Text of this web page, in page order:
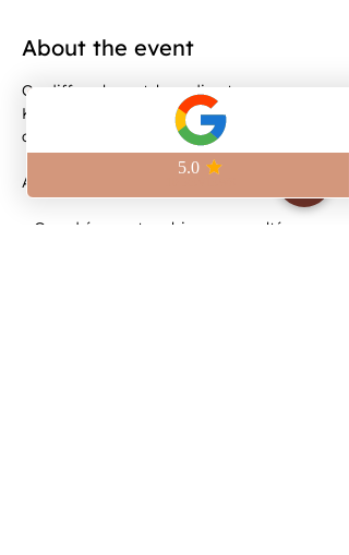
About the event
On diffuse le match en direct au
Kilomètre Zéro, à deux pas de la Place
de la République.
Au programme :
– Grand écran et ambiance survoltée